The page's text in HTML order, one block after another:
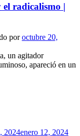
radicalismo |
poroctubre 20,
un agitador
apareció en un
2024enero 12, 2024